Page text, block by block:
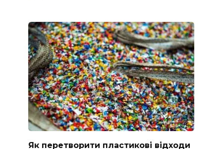
Як перетворити пластикові відходи